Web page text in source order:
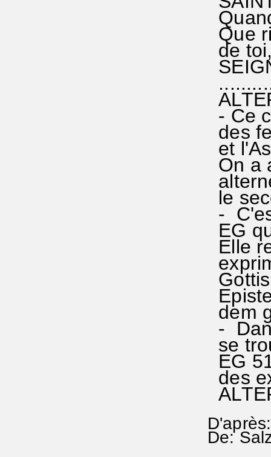
Que
de
- Ce
des
et
On a
le
-
EG
Elle
dem
-
se
EG
des
De: